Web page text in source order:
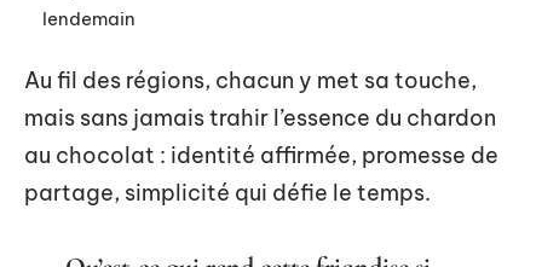
lendemain
Au fil des régions, chacun y met sa touche,
mais sans jamais trahir l’essence du chardon
au chocolat : identité affirmée, promesse de
partage, simplicité qui défie le temps.